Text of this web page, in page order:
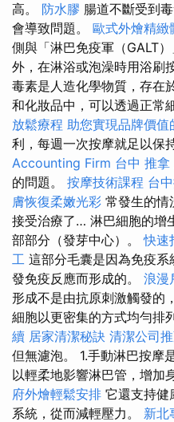
高。 防水膠 腸道不斷受到
會導致問題。 歐式外燴精緻
側與「淋巴免疫軍（GALT
外，在淋浴或泡澡時用浴刷
毒素是人造化學物質，存在
和化妝品中，可以透過正常
放鬆療程 助您實現品牌價值
利，每週一次按摩就足以保
Accounting Firm 台中 推拿
的問題。 按摩技術課程 台
膚恢復柔嫩光彩 常發生的情
接受治療了… 淋巴細胞的增
部部分（發芽中心）。快速
工 這部分毛囊是因為免疫系
發免疫反應而形成的。 浪漫
形成不是由抗原刺激觸發的
細胞以更密集的方式均勻排
續 居家清潔秘訣 清潔公司
但無濾泡。 1.手動淋巴按摩
以輕柔地影響淋巴管，增加
府外燴輕鬆安排 它還支持健
系統，從而減輕壓力。 新北